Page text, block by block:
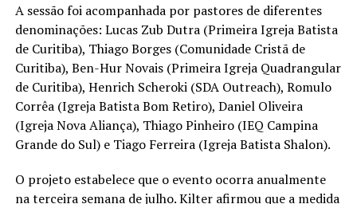
A sessão foi acompanhada por pastores de diferentes
denominações: Lucas Zub Dutra (Primeira Igreja Batista
de Curitiba), Thiago Borges (Comunidade Cristã de
Curitiba), Ben-Hur Novais (Primeira Igreja Quadrangular
de Curitiba), Henrich Scheroki (SDA Outreach), Romulo
Corrêa (Igreja Batista Bom Retiro), Daniel Oliveira
(Igreja Nova Aliança), Thiago Pinheiro (IEQ Campina
Grande do Sul) e Tiago Ferreira (Igreja Batista Shalon).
O projeto estabelece que o evento ocorra anualmente
na terceira semana de julho. Kilter afirmou que a medida